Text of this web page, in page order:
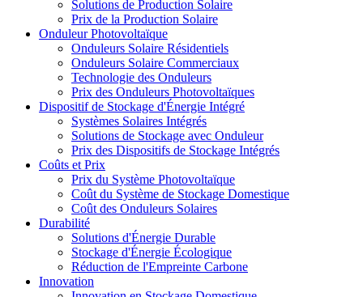
Solutions de Production Solaire
Prix de la Production Solaire
Onduleur Photovoltaïque
Onduleurs Solaire Résidentiels
Onduleurs Solaire Commerciaux
Technologie des Onduleurs
Prix des Onduleurs Photovoltaïques
Dispositif de Stockage d'Énergie Intégré
Systèmes Solaires Intégrés
Solutions de Stockage avec Onduleur
Prix des Dispositifs de Stockage Intégrés
Coûts et Prix
Prix du Système Photovoltaïque
Coût du Système de Stockage Domestique
Coût des Onduleurs Solaires
Durabilité
Solutions d'Énergie Durable
Stockage d'Énergie Écologique
Réduction de l'Empreinte Carbone
Innovation